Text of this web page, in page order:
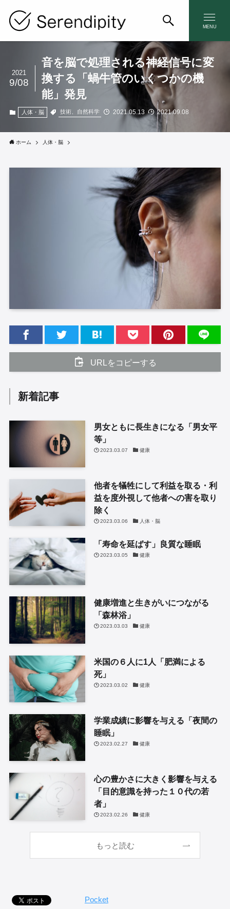
MENU
音を脳で処理される神経信号に変
換する「蝸牛管のいくつかの機
能」発見
2021
9/08
人体・脳 技術、自然科学 2021.05.13 2021.09.08
ホーム 人体・脳
URLをコピーする
新着記事
男女ともに長生きになる「男女平
等」
2023.03.07 健康
他者を犠牲にして利益を取る・利
益を度外視して他者への害を取り
除く
2023.03.06 人体・脳
「寿命を延ばす」良質な睡眠
2023.03.05 健康
健康増進と生きがいにつながる
「森林浴」
2023.03.03 健康
米国の６人に1人「肥満による
死」
2023.03.02 健康
学業成績に影響を与える「夜間の
睡眠」
2023.02.27 健康
心の豊かさに大きく影響を与える
「目的意識を持った１０代の若
者」
2023.02.26 健康
もっと読む
Pocket